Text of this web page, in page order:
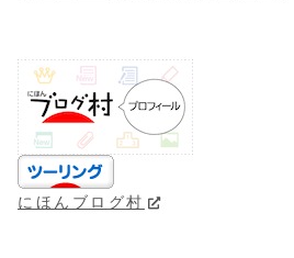
にほんブログ村